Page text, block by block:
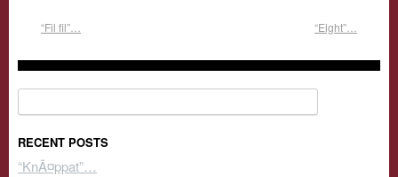
“Fil fil”… “Eight”…
RECENT POSTS
“KnÃ¤ppat”…